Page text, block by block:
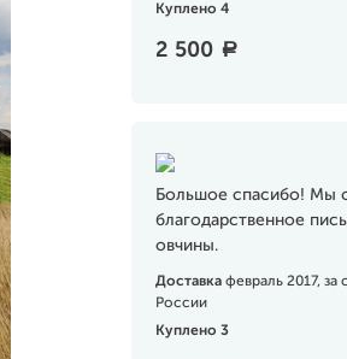
Куплено 4
2 500 a
Большое спасибо! Мы
благодарственное
овчины.
Доставка февраль 2017, за
России
Куплено 3